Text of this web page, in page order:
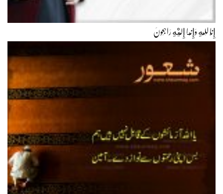
إِنَّا لِلّهِ وَإِنَّـا إِلَيْهِ رَاجِعونَ